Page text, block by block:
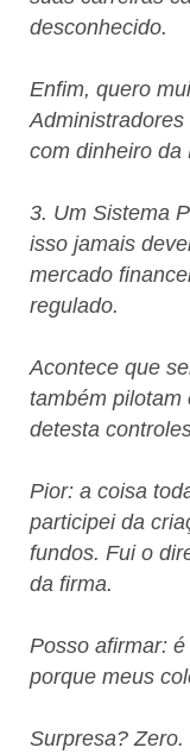
desconhecido.
Enfim, quero
com dinheiro da
3. Um Sistema
isso jamais
mercado
regulado.
Acontece que
também pilotam
detesta
Pior: a coisa
participei da
fundos. Fui o
da firma.
Posso afirmar:
porque meus
Surpresa?